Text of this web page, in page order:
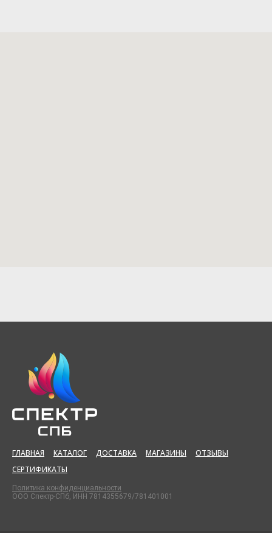
ГЛАВНАЯ КАТАЛОГ ДОСТАВКА МАГАЗИНЫ
ОТЗЫВЫ
СЕРТИФИКАТЫ
Политика конфиденциальности
ООО Спектр-СПб, ИНН 7814355679/781401001